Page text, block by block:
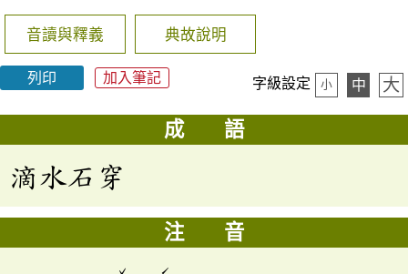
音讀與釋義 典故說明
列印 加入筆記 字級設定 小 中 大
成 語
滴水石穿
注 音